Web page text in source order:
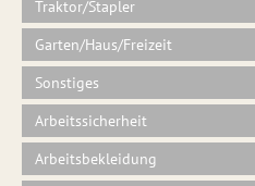
Traktor/Stapler
Garten/Haus/Freizeit
Sonstiges
Arbeitssicherheit
Arbeitsbekleidung